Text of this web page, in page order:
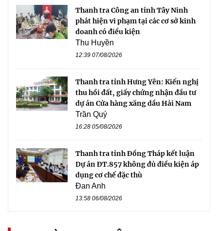
Thanh tra Công an tỉnh Tây Ninh
phát hiện vi phạm tại các cơ sở kinh
doanh có điều kiện
Thu Huyền
12:39 07/08/2026
Thanh tra tỉnh Hưng Yên: Kiến nghị
thu hồi đất, giấy chứng nhận đầu tư
dự án Cửa hàng xăng dầu Hải Nam
Trần Quý
16:28 05/08/2026
Thanh tra tỉnh Đồng Tháp kết luận
Dự án ĐT.857 không đủ điều kiện áp
dụng cơ chế đặc thù
Đan Anh
13:58 06/08/2026